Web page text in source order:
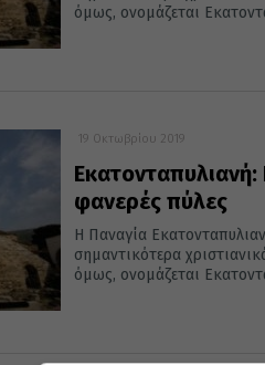
όμως, ονομάζεται
19 Οκτωβρίου 2019
Εκατονταπυλιανή:
φανερές πύλες
Η Παναγία
σημαντικότερα
όμως, ονομάζεται